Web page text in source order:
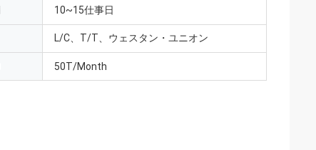
10~15仕事日
L/C、T/T、ウェスタン・ユニオン
50T/Month